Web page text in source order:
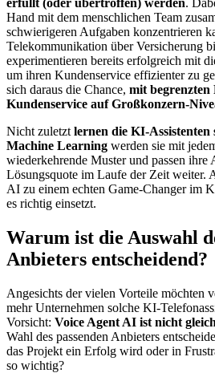
erfüllt (oder übertroffen) werden.
Hand mit dem menschlichen Team
schwierigeren Aufgaben konzentrieren
Telekommunikation über Versicherung
experimentieren bereits erfolgreich mit
um ihren Kundenservice effizienter zu
sich daraus die Chance, mit begrenzten
Kundenservice auf Großkonzern-
Nicht zuletzt lernen die KI-Assistenten
Machine Learning werden sie mit
wiederkehrende Muster und passen ihre
Lösungsquote im Laufe der Zeit weiter.
AI zu einem echten Game-Changer im
es richtig einsetzt.
Warum ist die Auswahl
Anbieters entscheidend?
Angesichts der vielen Vorteile möchten
mehr Unternehmen solche KI-
Vorsicht: Voice Agent AI ist nicht
Wahl des passenden Anbieters
das Projekt ein Erfolg wird oder in
so wichtig?